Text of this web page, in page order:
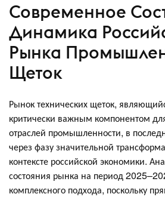
Современное
Динамика
Рынка
Щеток
Рынок технических щеток,
критически важным компонентом
отраслей промышленности, в
через фазу значительной
контексте российской экономики.
состояния рынка на период
комплексного подхода, поскольку